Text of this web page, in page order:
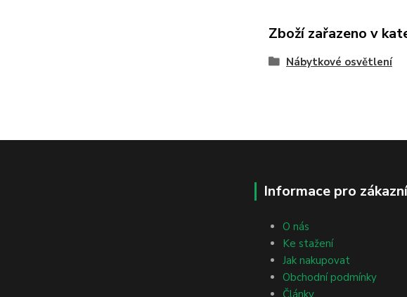
Zboží zařazeno v
Nábytkové osvětlení
Informace pro
O nás
Ke stažení
Jak nakupovat
Obchodní podmínky
Články